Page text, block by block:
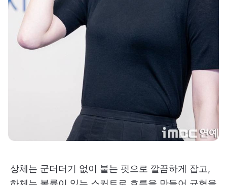
상체는 군더더기 없이 붙는 핏으로 깔끔하게 잡고,